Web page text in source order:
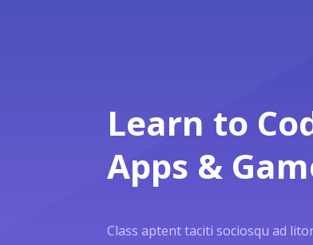
Learn to
Apps &
Class aptent taciti sociosqu ad